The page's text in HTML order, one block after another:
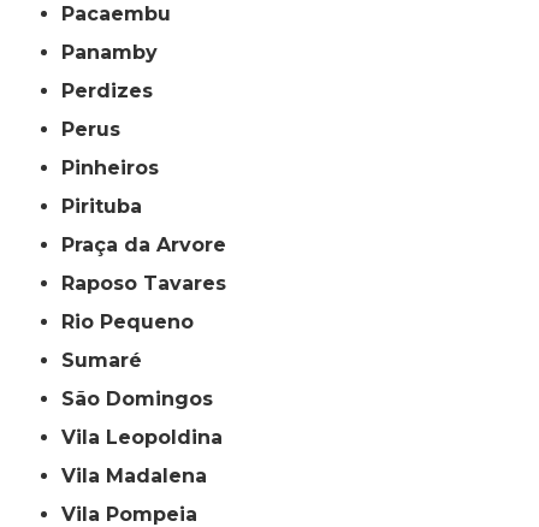
Pacaembu
Panamby
Perdizes
Perus
Pinheiros
Pirituba
Praça da Arvore
Raposo Tavares
Rio Pequeno
Sumaré
São Domingos
Vila Leopoldina
Vila Madalena
Vila Pompeia